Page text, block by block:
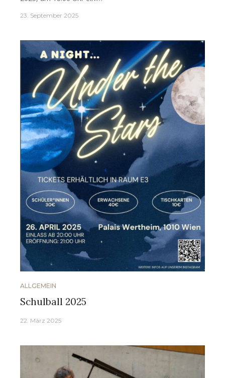
23. September 2025
ALLGEMEIN
Schulball 2025
22. März 2025